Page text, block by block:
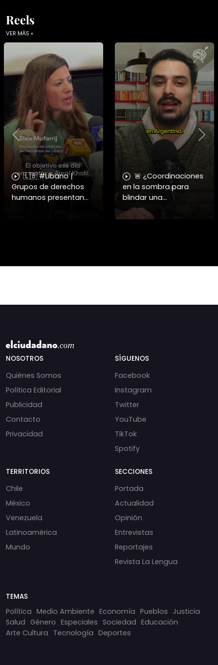
Reels
VER MÁS »
🇱🇧 #Libano |
Grupos de derechos
humanos presentan
🚨 ¿Coordinaciones
en la sombra para
blindar una
candidatura
presidencial? Nuevos
Previous
NOSOTROS
Quiénes Somos
Política Editorial
Publicidad
Contacto
Privacidad
SÍGUENOS
Facebook
Instagram
Twitter
YouTube
TikTok
Spotify
TERRITORIOS
Chile
México
Venezuela
Latinoamérica
Mundo
SECCIONES
Portada
Actualidad
Opinión
Entrevistas
Reportajes
Revista La Lengua
TEMAS
Política Medio Ambiente Economía Pueblos Justicia
Salud Género Especiales Sociedad Educación
Arte Cultura Tecnología Deportes